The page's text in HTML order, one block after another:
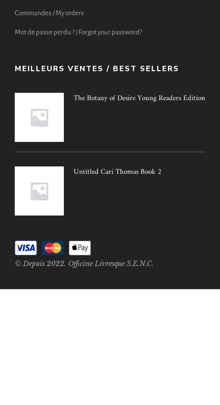
Commandes / My orders
Mot de passe perdu ? / Forgot your password?
MEILLEURS VENTES / BEST SELLERS
The Botany of Desire Young Readers Edition
Untitled Cari Thomas Book 2
© Depuis 2022. Officine Livresque S.E.N.C.